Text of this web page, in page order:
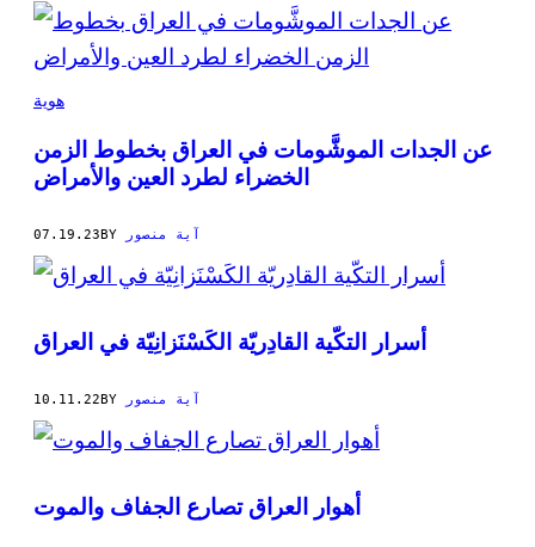
POSTS
BY
THIS
AUTHOR
هوية
عن الجدات الموشَّومات في العراق بخطوط الزمن
الخضراء لطرد العين والأمراض
07.19.23BY آية منصور
‎أسرار التكّية القادِريّة الكَسْنَزانِيّة في العراق
10.11.22BY آية منصور
أهوار العراق تصارع الجفاف والموت